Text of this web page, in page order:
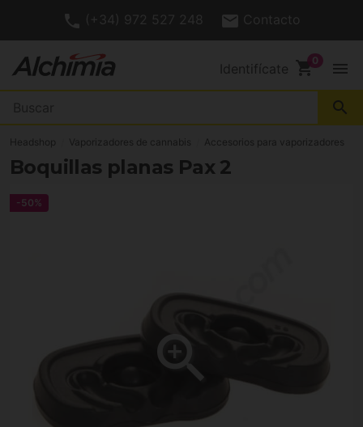
(+34) 972 527 248 Contacto
Identifícate shopping_cart menu
search
Headshop Vaporizadores de cannabis Accesorios para vaporizadores
Boquillas planas Pax 2
-50%